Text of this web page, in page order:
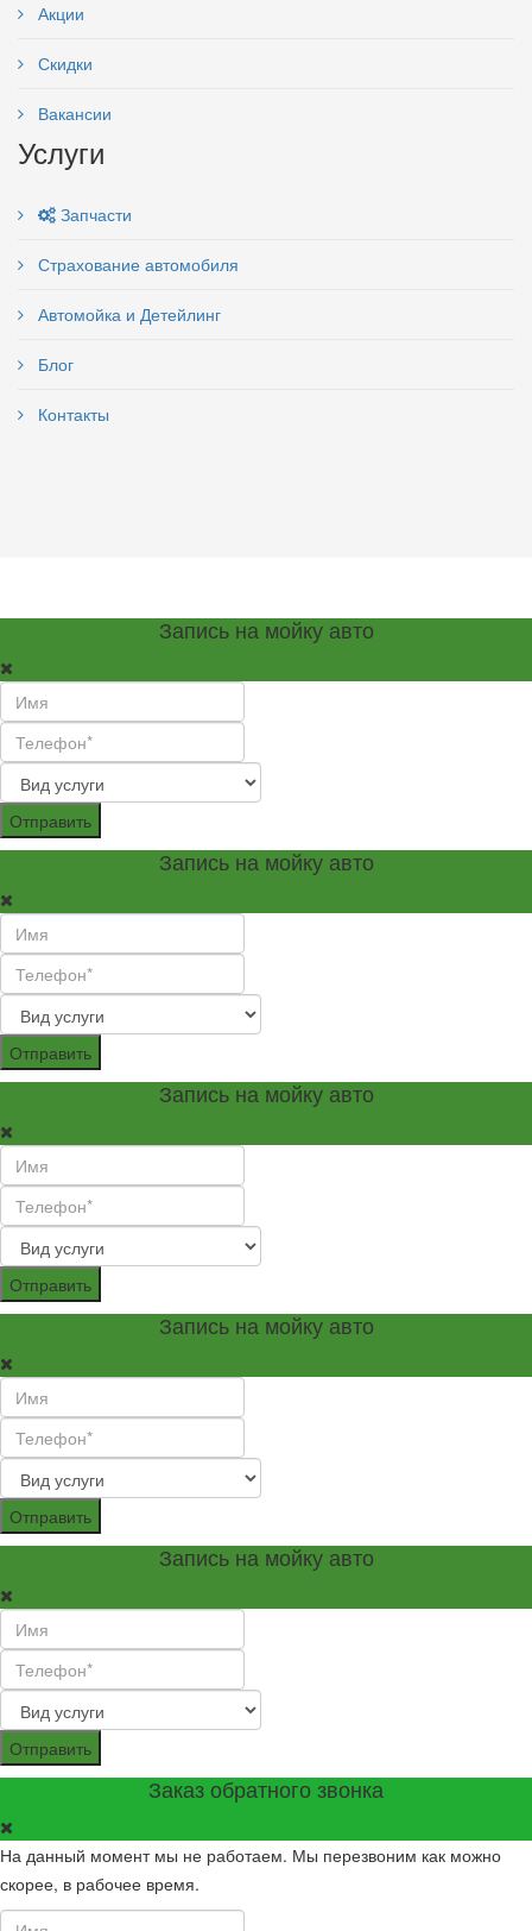
Акции
Скидки
Вакансии
Услуги
Запчасти
Страхование автомобиля
Автомойка и Детейлинг
Блог
Контакты
Запись на мойку авто
Отправить
Запись на мойку авто
Отправить
Запись на мойку авто
Отправить
Запись на мойку авто
Отправить
Запись на мойку авто
Отправить
Заказ обратного звонка
На данный момент мы не работаем. Мы перезвоним как можно
скорее, в рабочее время.